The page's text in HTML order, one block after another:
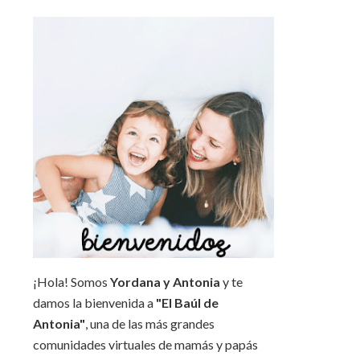
¡Hola! Somos Yordana y Antonia y te
damos la bienvenida a "El Baúl de
Antonia", una de las más grandes
comunidades virtuales de mamás y papás